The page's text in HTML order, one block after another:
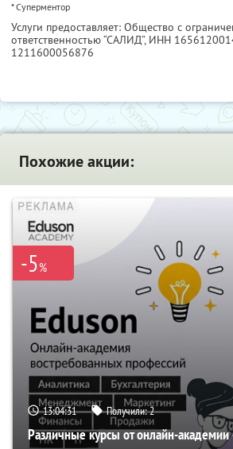
* Суперментор
Услуги предоставляет: Общество с
ответственностью “САЛИД”, ИНН
1211600056876
Похожие акции:
-5%
13:04:30 Получили:2
Различные курсы от онлайн-